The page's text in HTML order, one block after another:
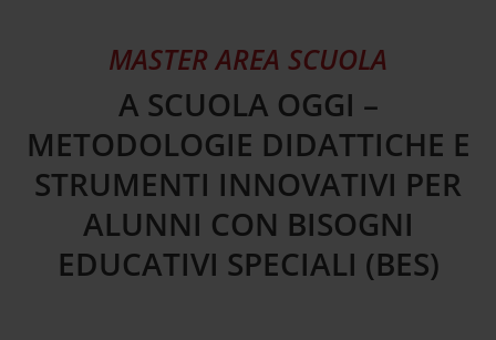
MASTER AREA SCUOLA
A SCUOLA OGGI –
METODOLOGIE DIDATTICHE E
STRUMENTI INNOVATIVI PER
ALUNNI CON BISOGNI
EDUCATIVI SPECIALI (BES)